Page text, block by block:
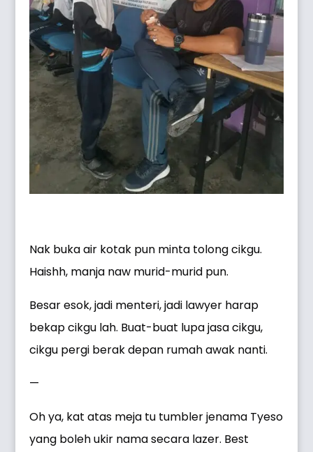
Nak buka air kotak pun minta tolong cikgu.
Haishh, manja naw murid-murid pun.
Besar esok, jadi menteri, jadi lawyer harap
bekap cikgu lah. Buat-buat lupa jasa cikgu,
cikgu pergi berak depan rumah awak nanti.
—
Oh ya, kat atas meja tu tumbler jenama Tyeso
yang boleh ukir nama secara lazer. Best